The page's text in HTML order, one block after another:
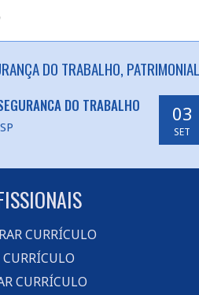
DO TRABALHO,
DO TRABALHO 03
SET
CURRÍCULO
CURRÍCULO